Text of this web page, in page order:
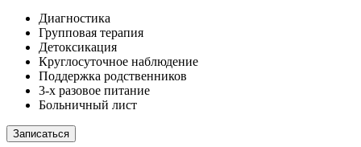
Диагностика
Групповая терапия
Детоксикация
Круглосуточное наблюдение
Поддержка родственников
3-х разовое питание
Больничный лист
Записаться